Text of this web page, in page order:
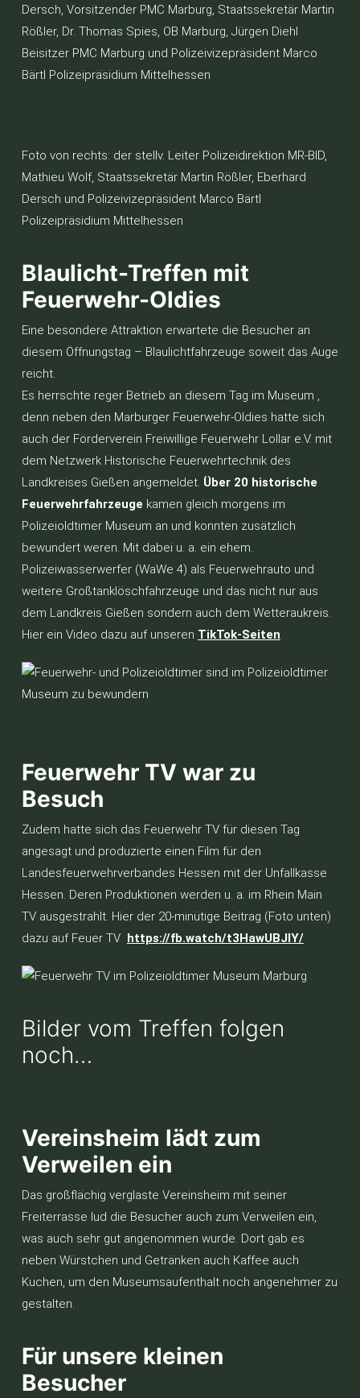
Dersch, Vorsitzender PMC Marburg, Staatssekretär Martin
Rößler, Dr. Thomas Spies, OB Marburg, Jürgen Diehl
Beisitzer PMC Marburg und Polizeivizepräsident Marco
Bärtl Polizeipräsidium Mittelhessen
Foto von rechts: der stellv. Leiter Polizeidirektion MR-BID,
Mathieu Wolf, Staatssekretär Martin Rößler, Eberhard
Dersch und Polizeivizepräsident Marco Bärtl
Polizeipräsidium Mittelhessen
Blaulicht-Treffen mit
Feuerwehr-Oldies
Eine besondere Attraktion erwartete die Besucher an
diesem Öffnungstag – Blaulichtfahrzeuge soweit das Auge
reicht.
Es herrschte reger Betrieb an diesem Tag im Museum ,
denn neben den Marburger Feuerwehr-Oldies hatte sich
auch der Förderverein Freiwillige Feuerwehr Lollar e.V. mit
dem Netzwerk Historische Feuerwehrtechnik des
Landkreises Gießen angemeldet. Über 20 historische
Feuerwehrfahrzeuge kamen gleich morgens im
Polizeioldtimer Museum an und konnten zusätzlich
bewundert weren. Mit dabei u. a. ein ehem.
Polizeiwasserwerfer (WaWe 4) als Feuerwehrauto und
weitere Großtanklöschfahrzeuge und das nicht nur aus
dem Landkreis Gießen sondern auch dem Wetteraukreis.
Hier ein Video dazu auf unseren TikTok-Seiten
Feuerwehr TV war zu
Besuch
Zudem hatte sich das Feuerwehr TV für diesen Tag
angesagt und produzierte einen Film für den
Landesfeuerwehrverbandes Hessen mit der Unfallkasse
Hessen. Deren Produktionen werden u. a. im Rhein Main
TV ausgestrahlt. Hier der 20-minütige Beitrag (Foto unten)
dazu auf Feuer TV https://fb.watch/t3HawUBJlY/
Bilder vom Treffen folgen
noch…
Vereinsheim lädt zum
Verweilen ein
Das großflächig verglaste Vereinsheim mit seiner
Freiterrasse lud die Besucher auch zum Verweilen ein,
was auch sehr gut angenommen wurde. Dort gab es
neben Würstchen und Getränken auch Kaffee auch
Kuchen, um den Museumsaufenthalt noch angenehmer zu
gestalten.
Für unsere kleinen
Besucher